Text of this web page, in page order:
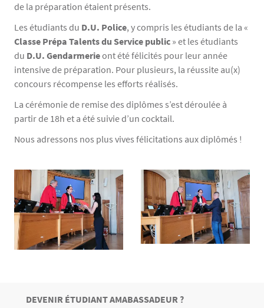
de la préparation étaient présents.
Les étudiants du D.U. Police, y compris les étudiants de la «
Classe Prépa Talents du Service public » et les étudiants
du D.U. Gendarmerieont été félicités pour leur année
intensive de préparation. Pour plusieurs, la réussite au(x)
concours récompense les efforts réalisés.
La cérémonie de remise des diplômes s’est déroulée à
partir de 18h et a été suivie d’un cocktail.
Nous adressons nos plus vives félicitations aux diplômés !
Bloc(s) libre(s)
TITRE
DEVENIR ÉTUDIANT AMABASSADEUR ?